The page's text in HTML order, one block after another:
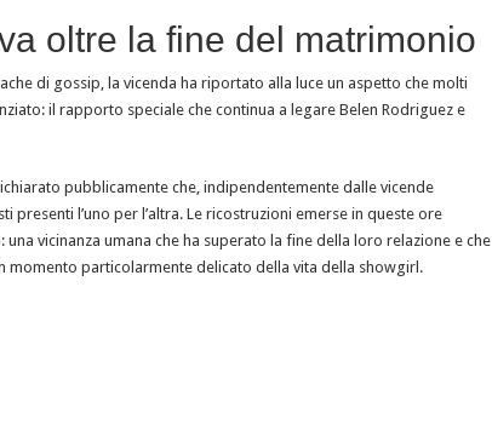
oltre la fine del matrimonio
di gossip, la vicenda ha riportato alla luce un aspetto che molti
il rapporto speciale che continua a legare Belen Rodriguez e
pubblicamente che, indipendentemente dalle vicende
presenti l’uno per l’altra. Le ricostruzioni emerse in queste ore
vicinanza umana che ha superato la fine della loro relazione e che
momento particolarmente delicato della vita della showgirl.